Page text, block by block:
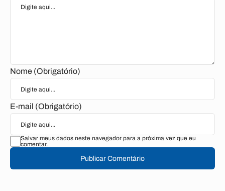
Nome (Obrigatório)
E-mail (Obrigatório)
Salvar meus dados neste navegador para a próxima vez que eu
comentar.
Publicar Comentário